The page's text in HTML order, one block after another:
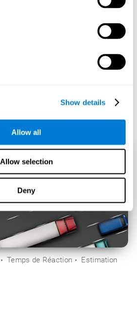
Show details
Allow all
Allow selection
Deny
Temps de Réaction Estimation